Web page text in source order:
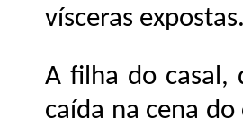
vísceras
A filha do casal,
caída na cena